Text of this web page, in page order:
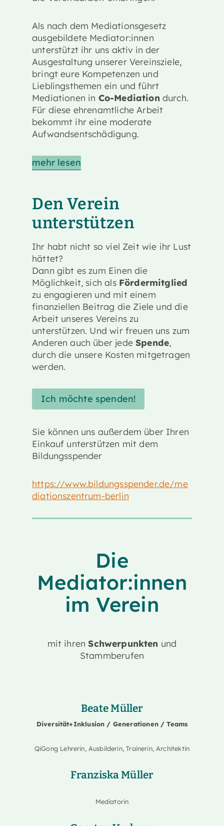
Als nach dem Mediationsgesetz
ausgebildete Mediator:innen
unterstützt ihr uns aktiv in der
Ausgestaltung unserer Vereinsziele,
bringt eure Kompetenzen und
Lieblingsthemen ein und führt
Mediationen in Co-Mediation durch.
Für diese ehrenamtliche Arbeit
bekommt ihr eine moderate
Aufwandsentschädigung.
mehr lesen
Den Verein
unterstützen
Ihr habt nicht so viel Zeit wie ihr Lust
hättet?
Dann gibt es zum Einen die
Möglichkeit, sich als Fördermitglied
zu engagieren und mit einem
finanziellen Beitrag die Ziele und die
Arbeit unseres Vereins zu
unterstützen. Und wir freuen uns zum
Anderen auch über jedeSpende,
durch die unsere Kosten mitgetragen
werden.
Ich möchte spenden!
Sie können uns außerdem über Ihren
Einkauf unterstützen mit dem
Bildungsspender
https://www.bildungsspender.de/me
diationszentrum-berlin
Die
Mediator:innen
im Verein
mit ihrenSchwerpunkten und
Stammberufen
Beate Müller
Diversität+Inklusion / Generationen / Teams
QiGong Lehrerin, Ausbilderin, Trainerin, Architektin
Franziska Müller
Mediatorin